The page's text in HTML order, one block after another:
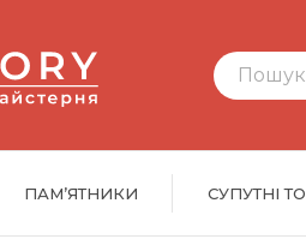
Пошук
ПАМ’ЯТНИКИ СУПУТНІ